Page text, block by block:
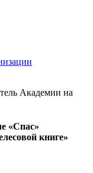
Академии на
«Спас»
книге»